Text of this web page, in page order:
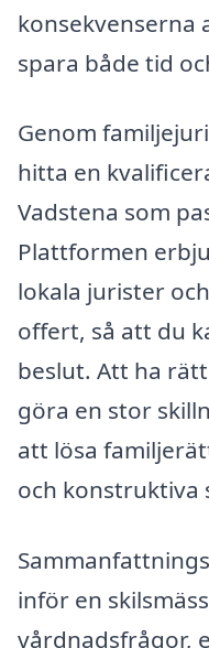
konsekvenserna
spara både tid
Genom
hitta en
Vadstena som
Plattformen
lokala jurister
offert, så att du
beslut. Att ha
göra en stor
att lösa
och konstruktiva
inför en
vårdnadsfrågor,